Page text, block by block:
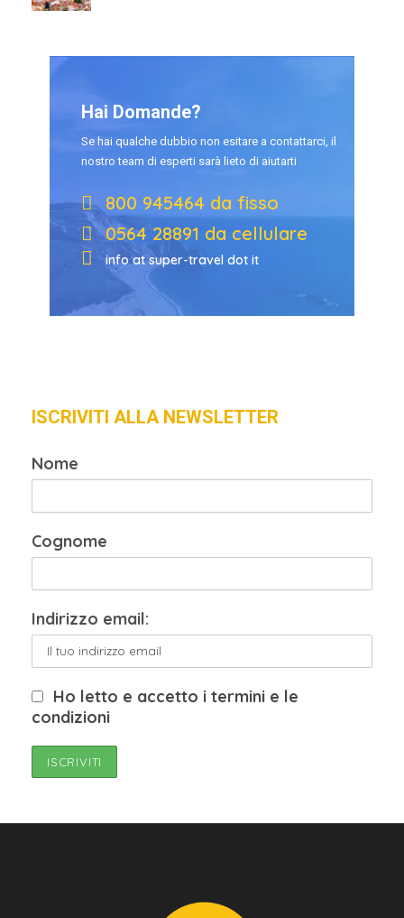
Hai Domande?
Se hai qualche dubbio non esitare a contattarci, il
nostro team di esperti sarà lieto di aiutarti
800 945464 da fisso
0564 28891 da cellulare
info at super-travel dot it
ISCRIVITI ALLA NEWSLETTER
Nome
Cognome
Indirizzo email:
Ho letto e accetto i termini e le
condizioni